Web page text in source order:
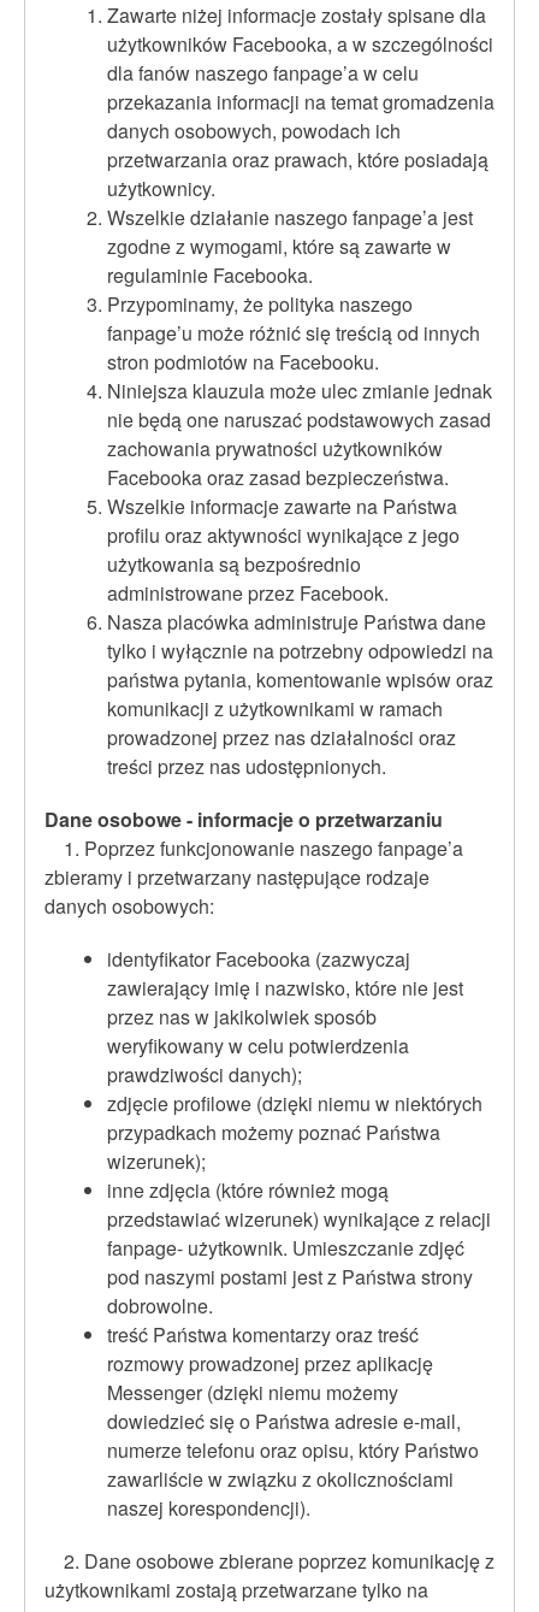
Zawarte niżej informacje zostały spisane dla
użytkowników Facebooka, a w szczególności
dla fanów naszego fanpage’a w celu
przekazania informacji na temat gromadzenia
danych osobowych, powodach ich
przetwarzania oraz prawach, które posiadają
użytkownicy.
Wszelkie działanie naszego fanpage’a jest
zgodne z wymogami, które są zawarte w
regulaminie Facebooka.
Przypominamy, że polityka naszego
fanpage’u może różnić się treścią od innych
stron podmiotów na Facebooku.
Niniejsza klauzula może ulec zmianie jednak
nie będą one naruszać podstawowych zasad
zachowania prywatności użytkowników
Facebooka oraz zasad bezpieczeństwa.
Wszelkie informacje zawarte na Państwa
profilu oraz aktywności wynikające z jego
użytkowania są bezpośrednio
administrowane przez Facebook.
Nasza placówka administruje Państwa dane
tylko i wyłącznie na potrzebny odpowiedzi na
państwa pytania, komentowanie wpisów oraz
komunikacji z użytkownikami w ramach
prowadzonej przez nas działalności oraz
treści przez nas udostępnionych.
Dane osobowe - informacje o przetwarzaniu
1. Poprzez funkcjonowanie naszego fanpage’a
zbieramy i przetwarzany następujące rodzaje
danych osobowych:
identyfikator Facebooka (zazwyczaj
zawierający imię i nazwisko, które nie jest
przez nas w jakikolwiek sposób
weryfikowany w celu potwierdzenia
prawdziwości danych);
zdjęcie profilowe (dzięki niemu w niektórych
przypadkach możemy poznać Państwa
wizerunek);
inne zdjęcia (które również mogą
przedstawiać wizerunek) wynikające z relacji
fanpage- użytkownik. Umieszczanie zdjęć
pod naszymi postami jest z Państwa strony
dobrowolne.
treść Państwa komentarzy oraz treść
rozmowy prowadzonej przez aplikację
Messenger (dzięki niemu możemy
dowiedzieć się o Państwa adresie e-mail,
numerze telefonu oraz opisu, który Państwo
zawarliście w związku z okolicznościami
naszej korespondencji).
2. Dane osobowe zbierane poprzez komunikację z
użytkownikami zostają przetwarzane tylko na